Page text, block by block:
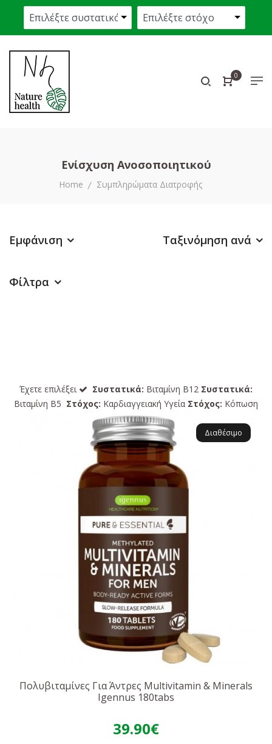
0
Ενίσχυση Ανοσοποιητικού
Home Συμπληρώματα Διατροφής
Εμφάνιση Ταξινόμηση ανά
Φίλτρα
Έχετε επιλέξει Συστατικά: Βιταμίνη B12 Συστατικά:
Βιταμίνη B5 Στόχος: Καρδιαγγειακή Υγεία Στόχος: Κόπωση
Διαθέσιμο
Πολυβιταμίνες Για Άντρες Multivitamin & Minerals
Igennus 180tabs
39.90€